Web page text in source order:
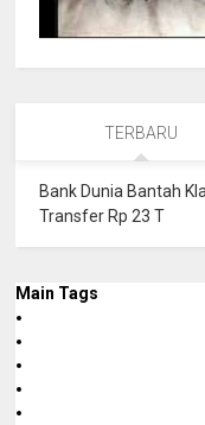
TERBARU
Bank Dunia Bantah
Transfer Rp 23 T
Main Tags